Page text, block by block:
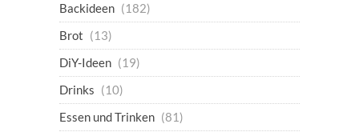
Backideen (182)
Brot (13)
DiY-Ideen (19)
Drinks (10)
Essen und Trinken (81)